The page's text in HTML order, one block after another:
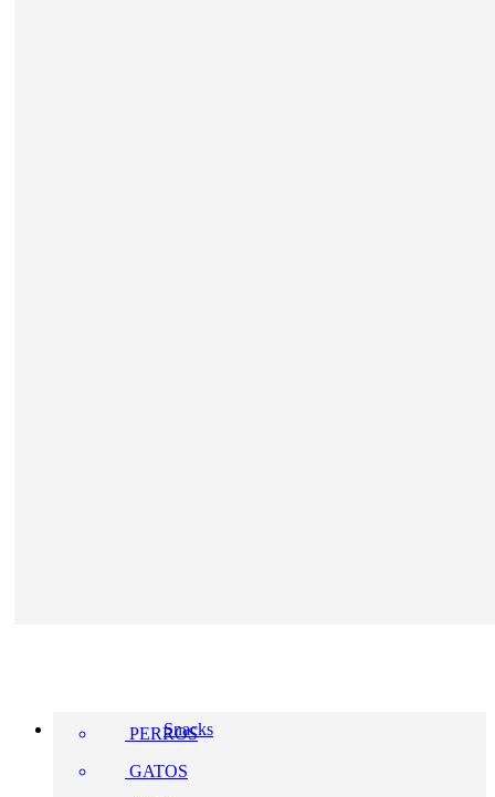
Snacks
PERROS
GATOS